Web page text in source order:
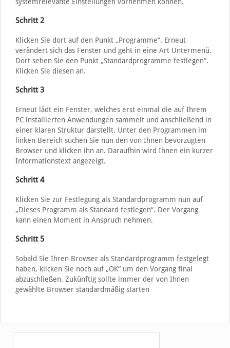
Schritt 2
Klicken Sie dort auf den Punkt „Programme“. Erneut
verändert sich das Fenster und geht in eine Art Untermenü.
Dort sehen Sie den Punkt „Standardprogramme festlegen“.
Klicken Sie diesen an.
Schritt 3
Erneut lädt ein Fenster, welches erst einmal die auf Ihrem
PC installierten Anwendungen sammelt und anschließend in
einer klaren Struktur darstellt. Unter den Programmen im
linken Bereich suchen Sie nun den von Ihnen bevorzugten
Browser und klicken ihn an. Daraufhin wird Ihnen ein kurzer
Informationstext angezeigt.
Schritt 4
Klicken Sie zur Festlegung als Standardprogramm nun auf
„Dieses Programm als Standard festlegen“. Der Vorgang
kann einen Moment in Anspruch nehmen.
Schritt 5
Sobald Sie Ihren Browser als Standardprogramm festgelegt
haben, klicken Sie noch auf „OK“ um den Vorgang final
abzuschließen. Zukünftig sollte immer der von Ihnen
gewählte Browser standardmäßig starten